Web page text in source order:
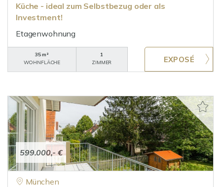
Küche - ideal zum Selbstbezug oder als
Investment!
Etagenwohnung
35 m²
WOHNFLÄCHE
1
ZIMMER
599.000,- €
München